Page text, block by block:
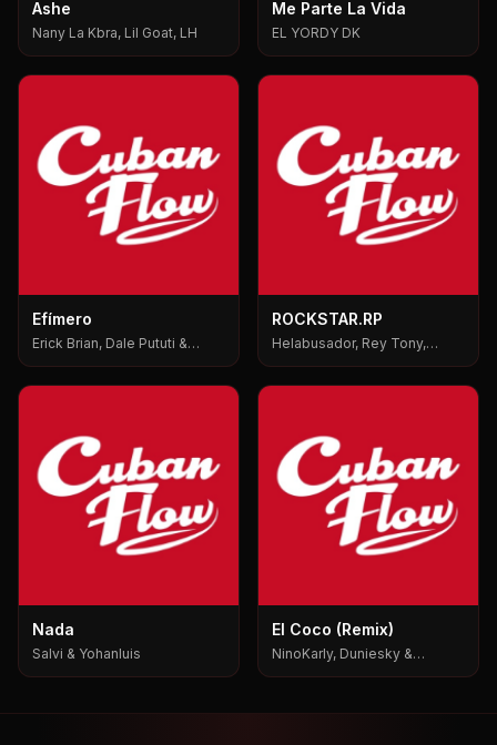
Ashe
Nany La Kbra, Lil Goat, LH
Me Parte La Vida
EL YORDY DK
Efímero
Erick Brian, Dale Pututi &
ROCKSTAR.RP
Helabusador, Rey Tony,
Nada
Salvi & Yohanluis
El Coco (Remix)
NinoKarly, Duniesky &